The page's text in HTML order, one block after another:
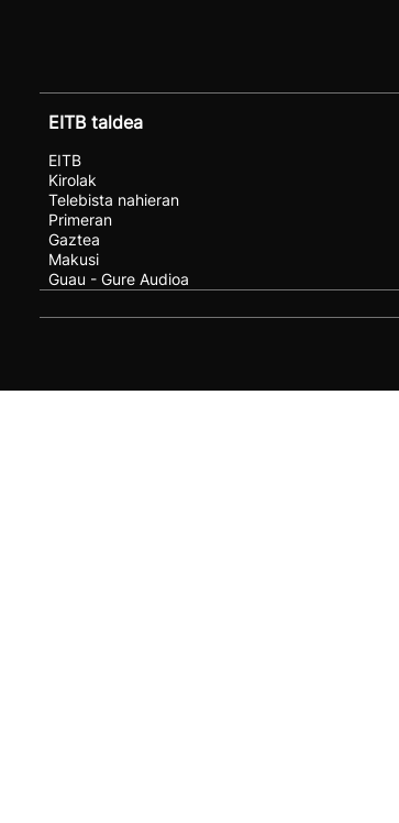
EITB taldea
EITB
Kirolak
Telebista nahieran
Primeran
Gaztea
Makusi
Guau - Gure Audioa